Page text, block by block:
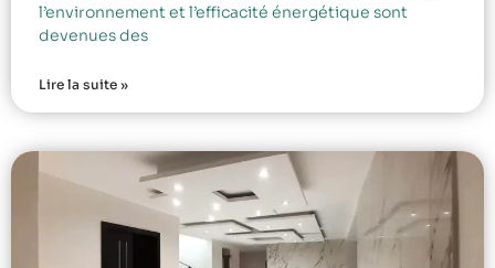
l’environnement et l’efficacité énergétique sont
devenues des
Lire la suite »